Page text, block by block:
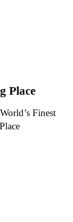
Place
Finest